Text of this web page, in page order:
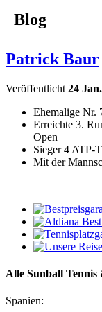
Blog
Patrick Baur
Veröffentlicht 24
Ehemalige Nr.
Erreichte 3.
Open
Sieger 4 ATP-
Mit der
Alle Sunball Tennis
Spanien: